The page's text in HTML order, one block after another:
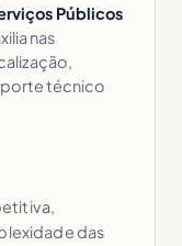
Públicos
nas
técnico
das